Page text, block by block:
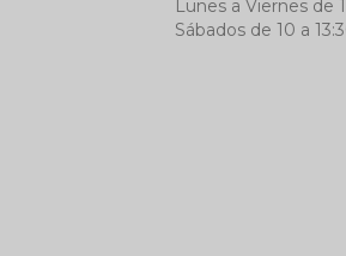
Lunes a Viernes de
Sábados de 10 a